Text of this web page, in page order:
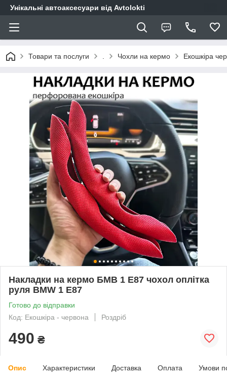
Унікальні автоаксесуари від Avtolokti
Товари та послуги Чохли на кермо Екошкіра
Накладки на кермо БМВ 1 Е87 чохол оплітка
руля BMW 1 E87
Готово до відправки
Код: Екошкіра - червона
Роздріб
490 ₴
Опис Характеристики Доставка Оплата Умови